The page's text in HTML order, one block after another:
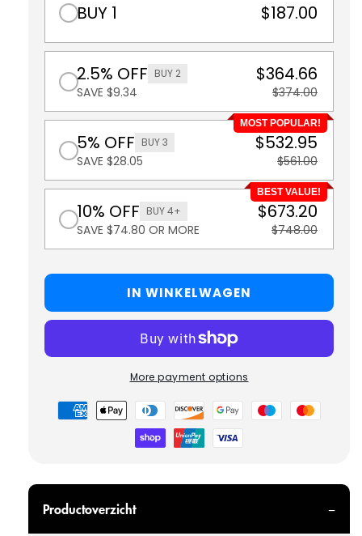
BUY 1 $187.00
2.5% OFF BUY 2
SAVE $9.34
$364.66
$374.00
MOST POPULAR!
5% OFF BUY 3
SAVE $28.05
$532.95
$561.00
BEST VALUE!
10% OFF BUY 4+
SAVE $74.80 OR MORE
$673.20
$748.00
IN WINKELWAGEN
More payment options
Betaalmethoden
Productoverzicht